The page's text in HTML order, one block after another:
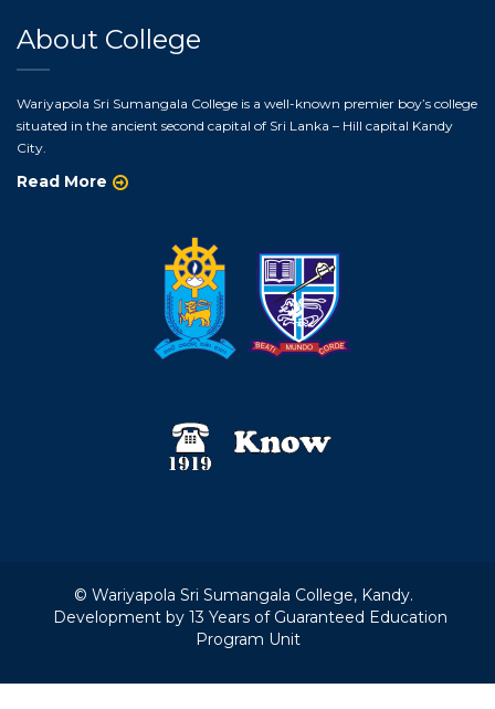
About College
Wariyapola Sri Sumangala College is a well-known premier boy’s college
situated in the ancient second capital of Sri Lanka – Hill capital Kandy
City.
Read More
© Wariyapola Sri Sumangala College, Kandy.
Development by 13 Years of Guaranteed Education
Program Unit